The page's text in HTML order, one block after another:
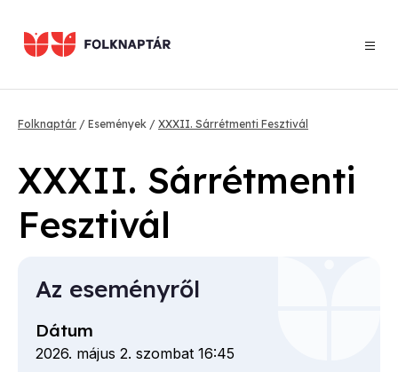
tartalomra
Morzsa
Folknaptár Események XXXII. Sárrétmenti Fesztivál
XXXII. Sárrétmenti
Fesztivál
Az eseményről
Dátum
2026. május 2. szombat 16:45